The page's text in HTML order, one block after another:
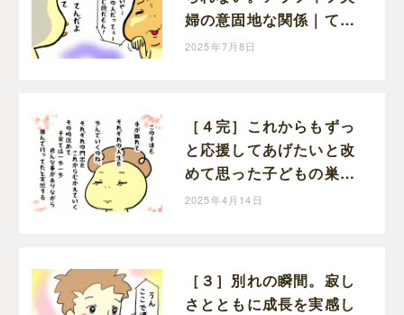
婦の意固地な関係｜てる
子の育児日記
2025年7月8日
［４完］これからもずっ
と応援してあげたいと改
めて思った子どもの巣立
ち｜てる子の育児日記
2025年4月14日
［３］別れの瞬間。寂し
さとともに成長を実感し